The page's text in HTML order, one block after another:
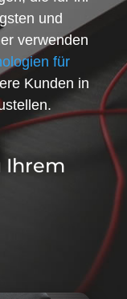
und
verwenden
für
Kunden in
Ihrem